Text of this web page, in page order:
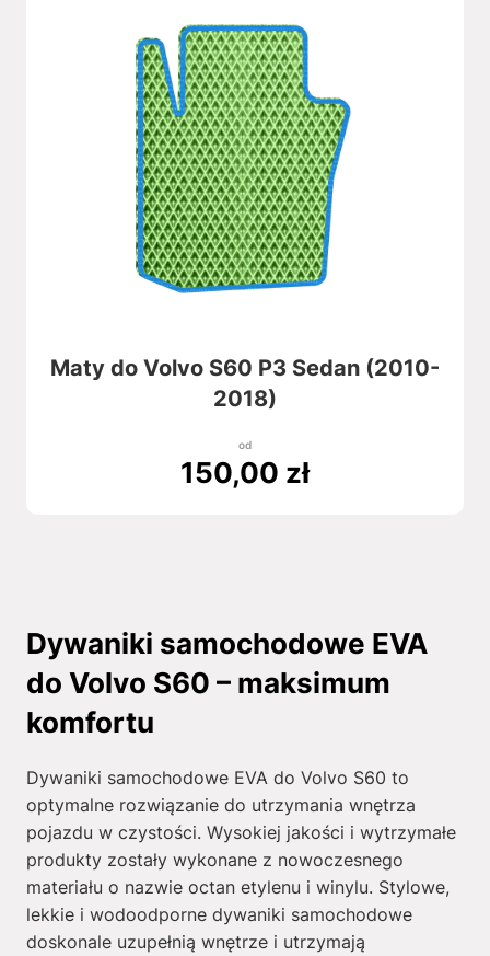
Maty do Volvo S60 P3 Sedan (2010-
2018)
od
150,00 zł
Dywaniki samochodowe EVA
do Volvo S60 – maksimum
komfortu
Dywaniki samochodowe EVA do Volvo S60 to
optymalne rozwiązanie do utrzymania wnętrza
pojazdu w czystości. Wysokiej jakości i wytrzymałe
produkty zostały wykonane z nowoczesnego
materiału o nazwie octan etylenu i winylu. Stylowe,
lekkie i wodoodporne dywaniki samochodowe
doskonale uzupełnią wnętrze i utrzymają